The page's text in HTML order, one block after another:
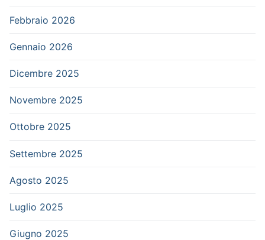
Febbraio 2026
Gennaio 2026
Dicembre 2025
Novembre 2025
Ottobre 2025
Settembre 2025
Agosto 2025
Luglio 2025
Giugno 2025